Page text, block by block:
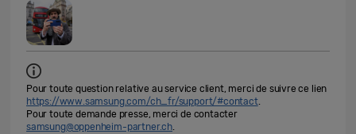
Pour toute question relative au service client, merci de suivre ce lien
https://www.samsung.com/ch_fr/support/#contact.
Pour toute demande presse, merci de contacter
samsung@oppenheim-partner.ch.